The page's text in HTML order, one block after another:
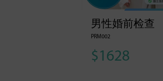
男性婚前检查
PRM002
$1628